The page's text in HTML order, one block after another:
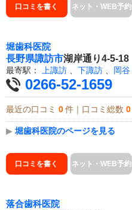
口コミを書く ネット・WEB予約
堀歯科医院
長野県諏訪市湖岸通り4-5-18
最寄駅： 上諏訪 、 下諏訪 、 岡谷
0266-52-1659
最近の口コミ 0 件｜口コミ総数 0
▶ 堀歯科医院のページを見る
口コミを書く ネット・WEB予約
落合歯科医院